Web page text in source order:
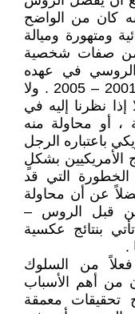
كان من الواضح
ومتهورة وميالة
من صفات شخصية
في عهده
وبخاصة خلال فترته الرئاسية الأولى 2001 – 2005 . ولا
نظرنا إليه في
، أو محاولة منه
باعتباره الرجل
الأمريكيين بشكلٍ
التي قد
عن أن محاولة
من قبل الروس –
بنتائج عكسية
.
فعلاً من السلوك
من أهم الأسباب
تحقيقات معمقة